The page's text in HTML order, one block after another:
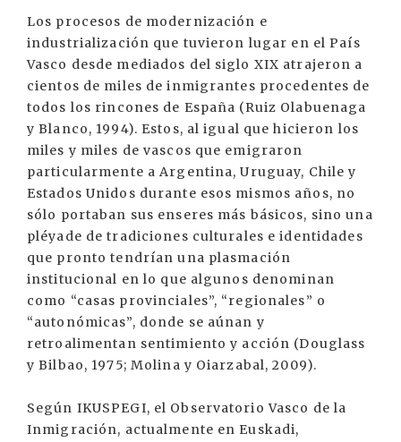
Los procesos de modernización e
industrialización que tuvieron lugar en el País
Vasco desde mediados del siglo XIX atrajeron a
cientos de miles de inmigrantes procedentes de
todos los rincones de España (Ruiz Olabuenaga
y Blanco, 1994). Estos, al igual que hicieron los
miles y miles de vascos que emigraron
particularmente a Argentina, Uruguay, Chile y
Estados Unidos durante esos mismos años, no
sólo portaban sus enseres más básicos, sino una
pléyade de tradiciones culturales e identidades
que pronto tendrían una plasmación
institucional en lo que algunos denominan
como “casas provinciales”, “regionales” o
“autonómicas”, donde se aúnan y
retroalimentan sentimiento y acción (Douglass
y Bilbao, 1975; Molina y Oiarzabal, 2009).
Según IKUSPEGI, el Observatorio Vasco de la
Inmigración, actualmente en Euskadi,